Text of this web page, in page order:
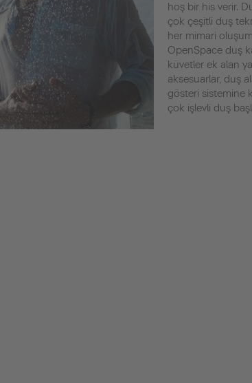
hoş bir his verir.
çok çeşitli duş
her mimari
OpenSpace duş
küvetler ek alan
aksesuarlar, duş
gösteri sistemine
çok işlevli duş